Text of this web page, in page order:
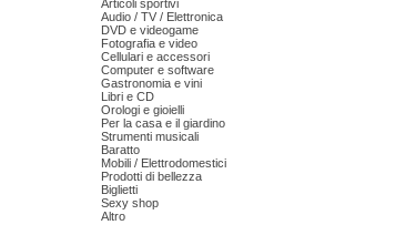
Articoli sportivi
Audio / TV / Elettronica
DVD e videogame
Fotografia e video
Cellulari e accessori
Computer e software
Gastronomia e vini
Libri e CD
Orologi e gioielli
Per la casa e il giardino
Strumenti musicali
Baratto
Mobili / Elettrodomestici
Prodotti di bellezza
Biglietti
Sexy shop
Altro